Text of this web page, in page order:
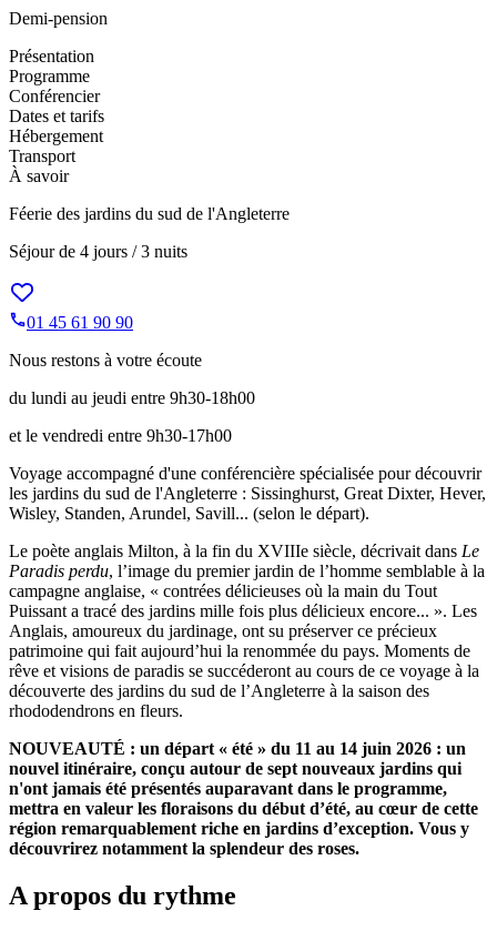
Demi-pension
Présentation
Programme
Conférencier
Dates et tarifs
Hébergement
Transport
À savoir
Féerie des jardins du sud de l'Angleterre
Séjour de 4 jours / 3 nuits
01 45 61 90 90
Nous restons à votre écoute
du lundi au jeudi entre 9h30-18h00
et le vendredi entre 9h30-17h00
Voyage accompagné d'une conférencière spécialisée pour découvrir
les jardins du sud de l'Angleterre : Sissinghurst, Great Dixter, Hever,
Wisley, Standen, Arundel, Savill... (selon le départ).
Le poète anglais Milton, à la fin du XVIIIe siècle, décrivait dans Le
Paradis perdu, l’image du premier jardin de l’homme semblable à la
campagne anglaise, « contrées délicieuses où la main du Tout
Puissant a tracé des jardins mille fois plus délicieux encore... ». Les
Anglais, amoureux du jardinage, ont su préserver ce précieux
patrimoine qui fait aujourd’hui la renommée du pays. Moments de
rêve et visions de paradis se succéderont au cours de ce voyage à la
découverte des jardins du sud de l’Angleterre à la saison des
rhododendrons en fleurs.
NOUVEAUTÉ : un départ « été » du 11 au 14 juin 2026 : un
nouvel itinéraire, conçu autour de sept nouveaux jardins qui
n'ont jamais été présentés auparavant dans le programme,
mettra en valeur les floraisons du début d’été, au cœur de cette
région remarquablement riche en jardins d’exception. Vous y
découvrirez notamment la splendeur des roses.
A propos du rythme